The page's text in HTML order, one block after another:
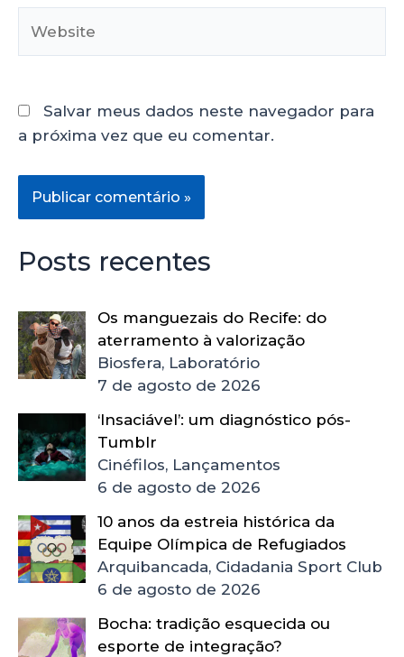
Salvar meus dados neste navegador para
a próxima vez que eu comentar.
Posts recentes
Os manguezais do Recife: do
aterramento à valorização
Biosfera, Laboratório
7 de agosto de 2026
‘Insaciável’: um diagnóstico pós-
Tumblr
Cinéfilos, Lançamentos
6 de agosto de 2026
10 anos da estreia histórica da
Equipe Olímpica de Refugiados
Arquibancada, Cidadania Sport Club
6 de agosto de 2026
Bocha: tradição esquecida ou
esporte de integração?